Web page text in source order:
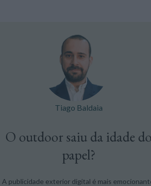
Tiago Baldaia
O outdoor saiu da idade do
papel?
A publicidade exterior digital é mais